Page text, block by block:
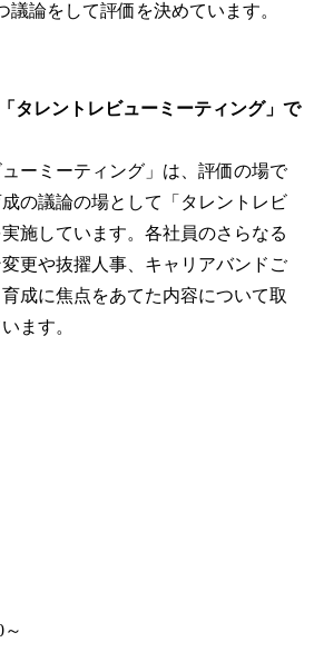
議論をして評価を決めています。
タレントレビューミーティング」で
ューミーティング」は、評価の場で
の議論の場として「タレントレビ
施しています。各社員のさらなる
更や抜擢人事、キャリアバンドご
成に焦点をあてた内容について取
ます。